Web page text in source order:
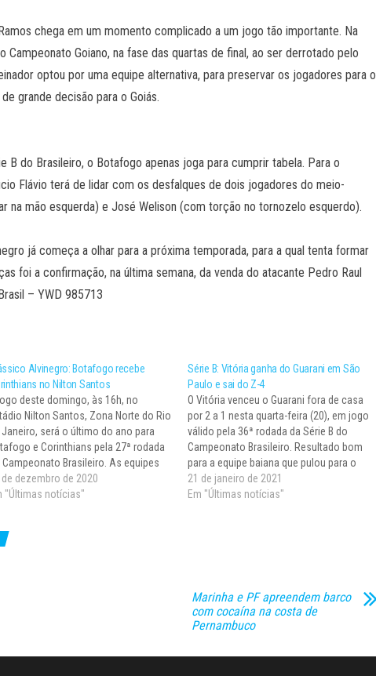
chega em um momento complicado a um jogo tão importante. Na
Goiano, na fase das quartas de final, ao ser derrotado pelo
optou por uma equipe alternativa, para preservar os jogadores para o
grande decisão para o Goiás.
B do Brasileiro, o Botafogo apenas joga para cumprir tabela. Para o
Flávio terá de lidar com os desfalques de dois jogadores do meio-
na mão esquerda) e José Welison (com torção no tornozelo esquerdo).
já começa a olhar para a próxima temporada, para a qual tenta formar
foi a confirmação, na última semana, da venda do atacante Pedro Raul
– YWD 985713
Alvinegro: Botafogo recebe
no Nilton Santos
deste domingo, às 16h, no
Nilton Santos, Zona Norte do Rio
Janeiro, será o último do ano para
e Corinthians pela 27ª rodada
Campeonato Brasileiro. As equipes
de vitórias, mas lutam por objetivos
diferentes na competição. Os
de dezembro de 2020
"Últimas notícias"
Série B: Vitória ganha do Guarani em São
Paulo e sai do Z-4
O Vitória venceu o Guarani fora de casa
por 2 a 1 nesta quarta-feira (20), em jogo
válido pela 36ª rodada da Série B do
Campeonato Brasileiro. Resultado bom
para a equipe baiana que pulou para o
15º lugar com 42 pontos e não volta
mais à zona de rebaixamento…
21 de janeiro de 2021
Em "Últimas notícias"
Marinha e PF apreendem barco
com cocaína na costa de
Pernambuco